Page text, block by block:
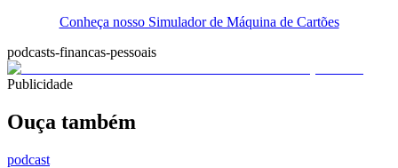
Conheça nosso Simulador de Máquina de Cartões
podcasts-financas-pessoais
Publicidade
Ouça também
podcast